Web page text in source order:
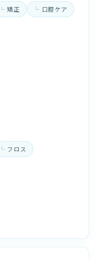
矯正 口腔ケア
フロス